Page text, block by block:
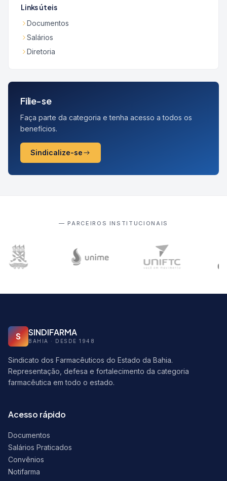
Links úteis
Documentos
Salários
Diretoria
Filie-se
Faça parte da categoria e tenha acesso a todos os
benefícios.
Sindicalize-se
— PARCEIROS INSTITUCIONAIS
S SINDIFARMA
BAHIA · DESDE 1948
Sindicato dos Farmacêuticos do Estado da Bahia.
Representação, defesa e fortalecimento da categoria
farmacêutica em todo o estado.
Acesso rápido
Documentos
Salários Praticados
Convênios
Notifarma